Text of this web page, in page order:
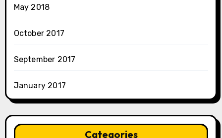
May 2018
October 2017
September 2017
January 2017
Categories